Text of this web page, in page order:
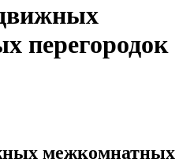
перегородок
межкомнатных